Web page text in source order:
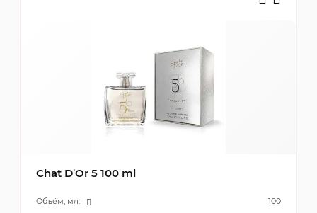
Chat D’Or 5 100 ml
Объём, мл:
100